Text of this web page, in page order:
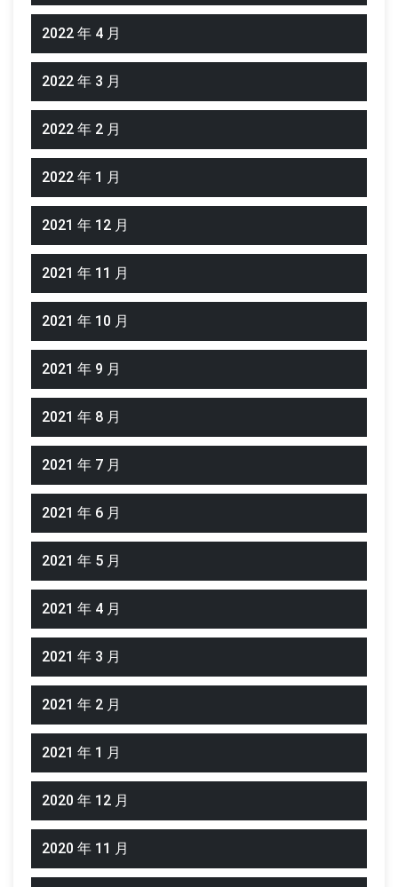
2022 年 4 月
2022 年 3 月
2022 年 2 月
2022 年 1 月
2021 年 12 月
2021 年 11 月
2021 年 10 月
2021 年 9 月
2021 年 8 月
2021 年 7 月
2021 年 6 月
2021 年 5 月
2021 年 4 月
2021 年 3 月
2021 年 2 月
2021 年 1 月
2020 年 12 月
2020 年 11 月